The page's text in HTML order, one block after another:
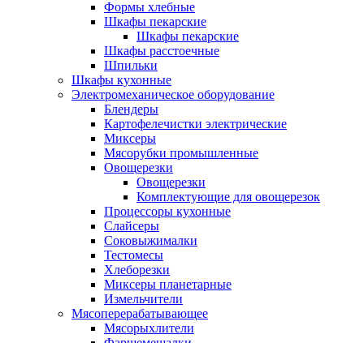
Формы хлебные
Шкафы пекарские
Шкафы пекарские
Шкафы расстоечные
Шпильки
Шкафы кухонные
Электромеханическое оборудование
Блендеры
Картофелечистки электрические
Миксеры
Мясорубки промышленные
Овощерезки
Овощерезки
Комплектующие для овощерезок
Процессоры кухонные
Слайсеры
Соковыжималки
Тестомесы
Хлеборезки
Миксеры планетарные
Измельчители
Мясоперерабатывающее
Мясорыхлители